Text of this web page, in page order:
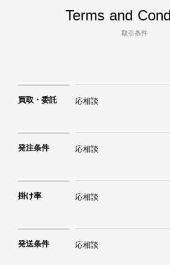
Terms and
取引条件
買取・委託 応相談
発注条件 応相談
掛け率 応相談
発送条件 応相談